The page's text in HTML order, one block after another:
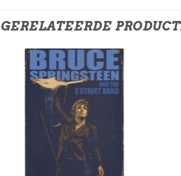
GERELATEERDE